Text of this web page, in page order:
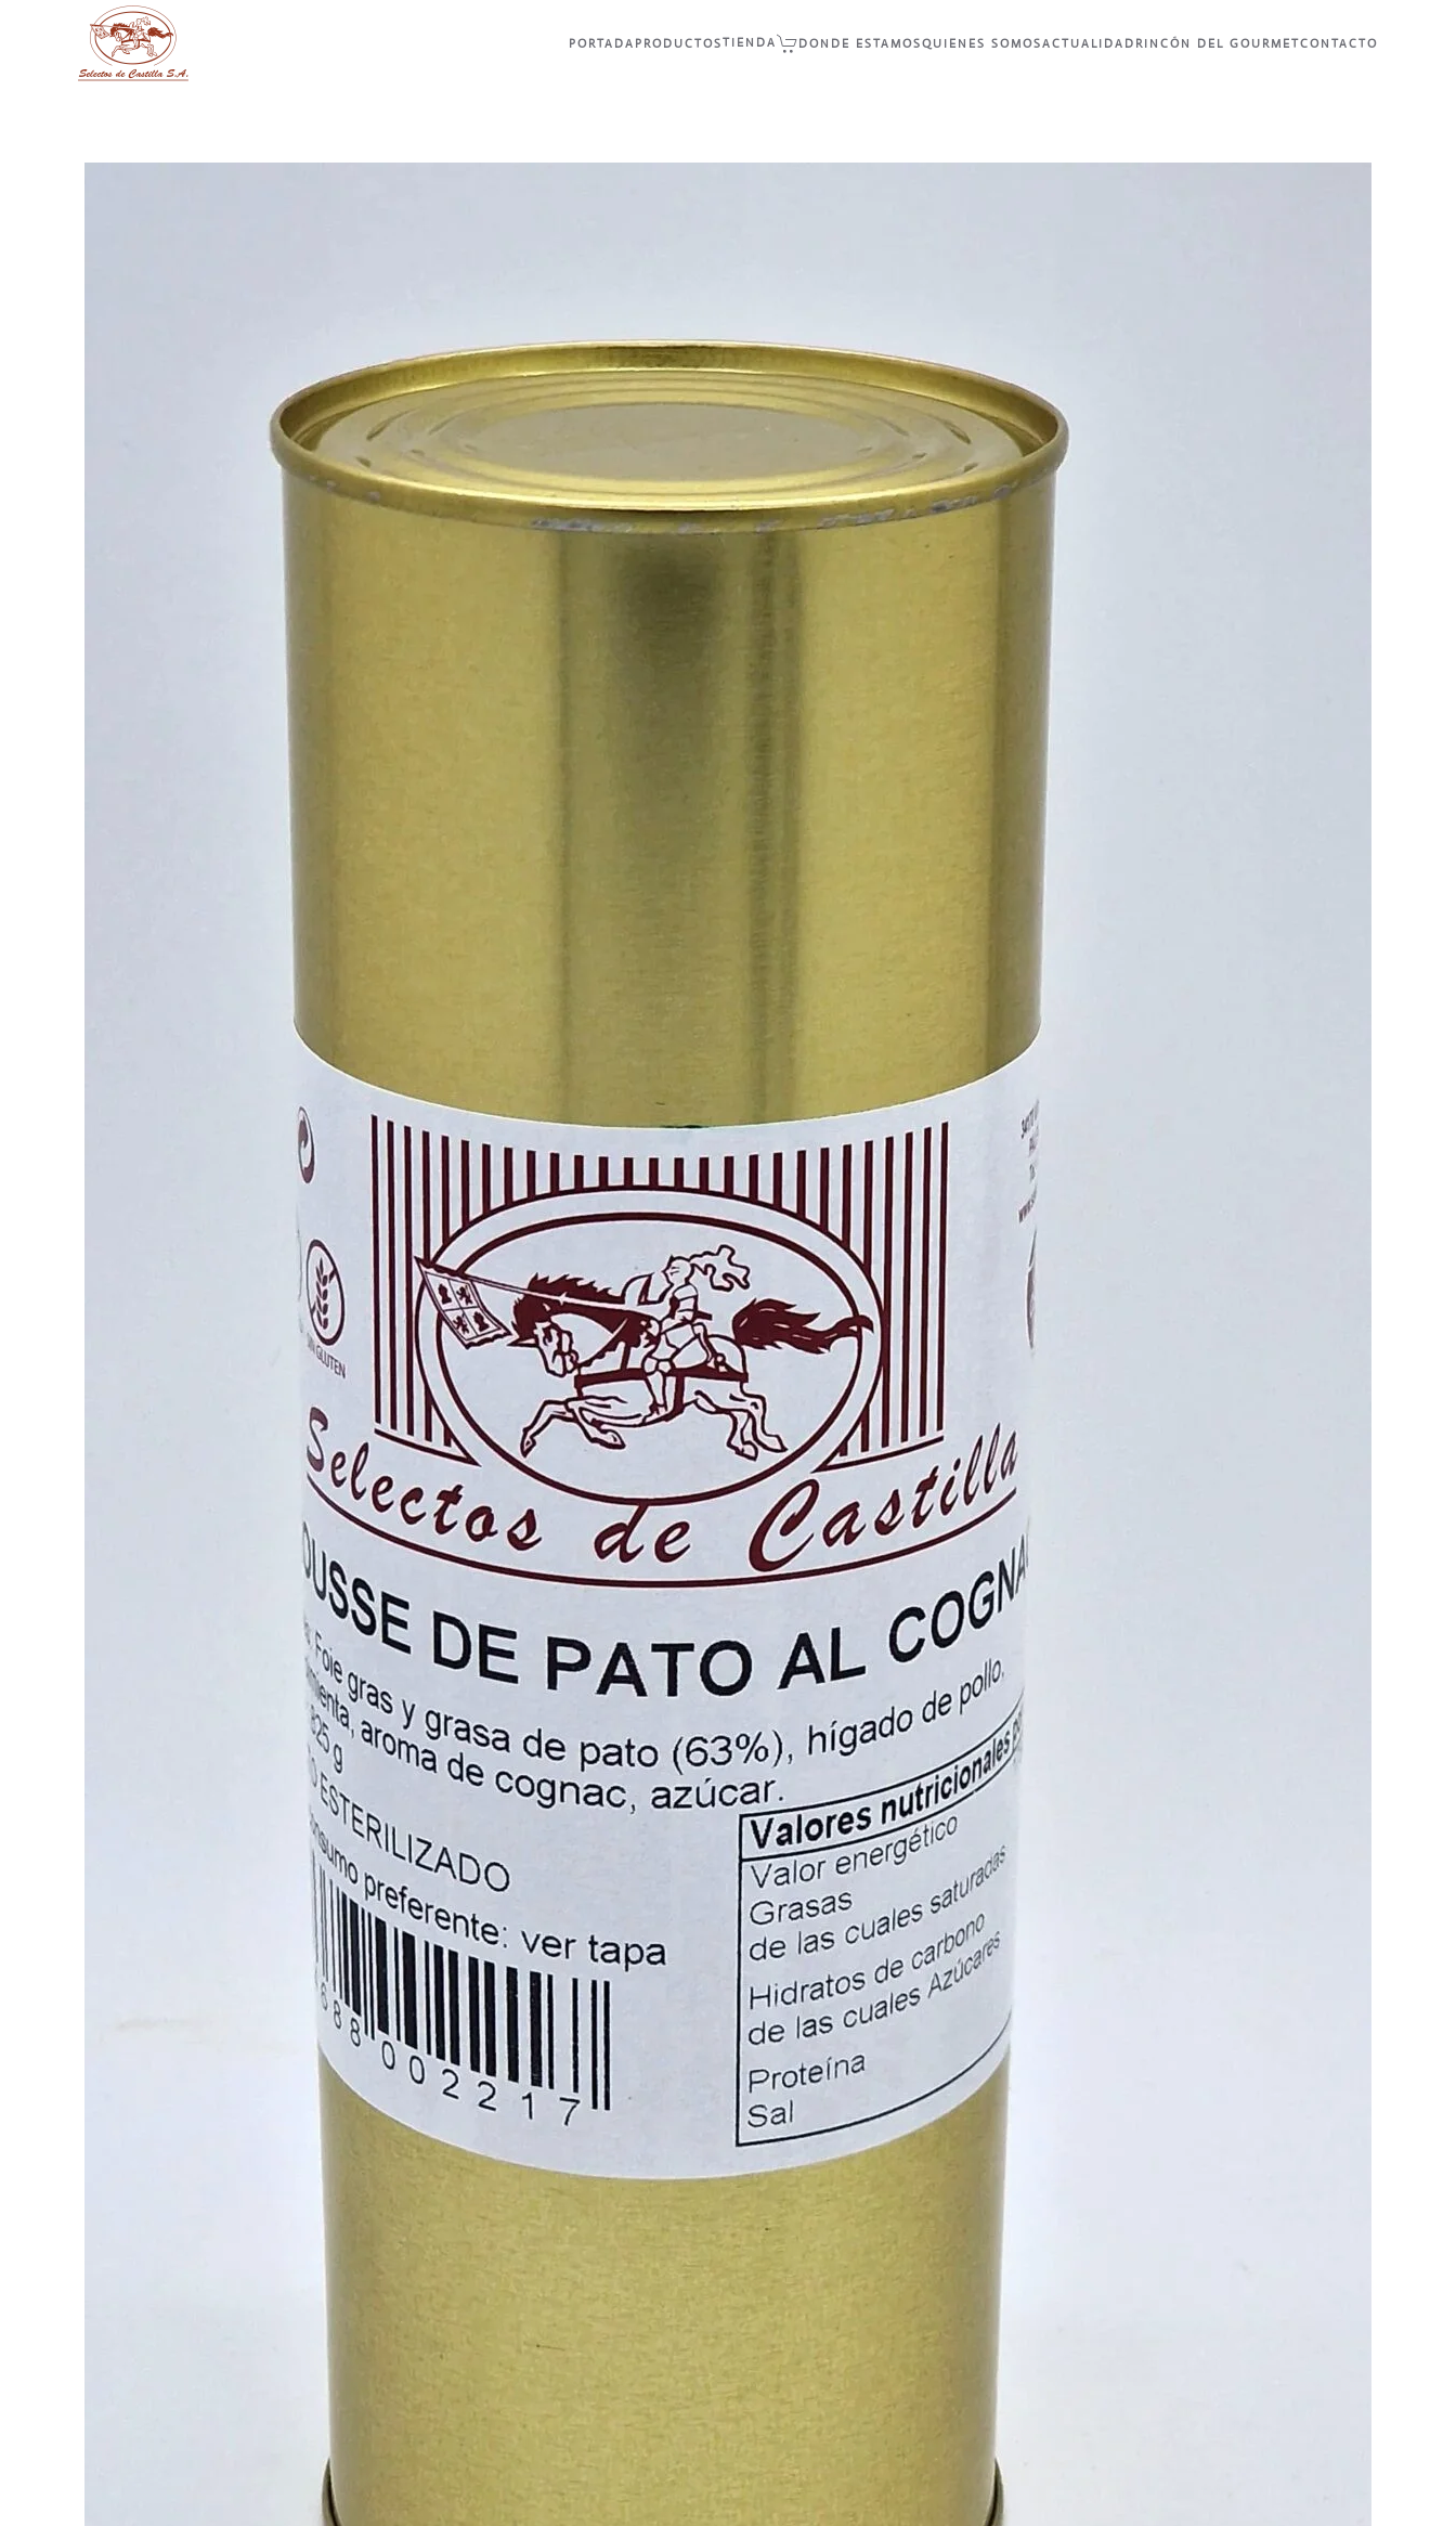
Skip to main content PORTADA PRODUCTOSTIENDA DONDE ESTAMOSQUIENES SOMOSACTUALIDAD RINCÓN DEL GOURMETCONTACTO